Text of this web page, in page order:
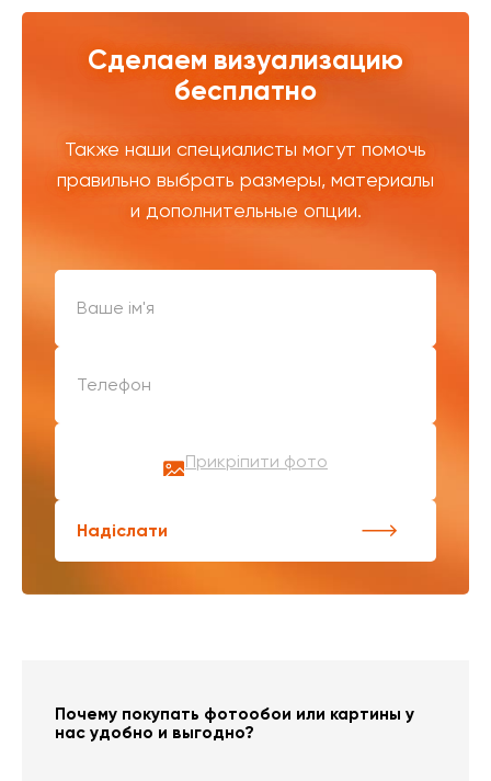
Сделаем визуализацию
бесплатно
Также наши специалисты могут помочь
правильно выбрать размеры, материалы
и дополнительные опции.
Прикріпити фото
Надіслати
Почему покупать фотообои или картины у
нас удобно и выгодно?